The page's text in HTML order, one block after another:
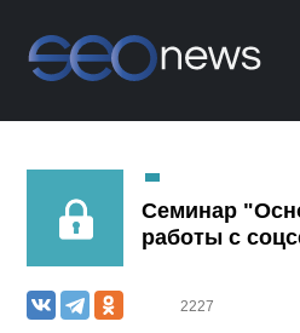
Семинар
работы с
2227